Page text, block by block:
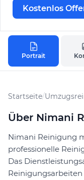
Kostenlos
Portrait
Startseite/
Über Nimani
Nimani Reinigung
professionelle
Das